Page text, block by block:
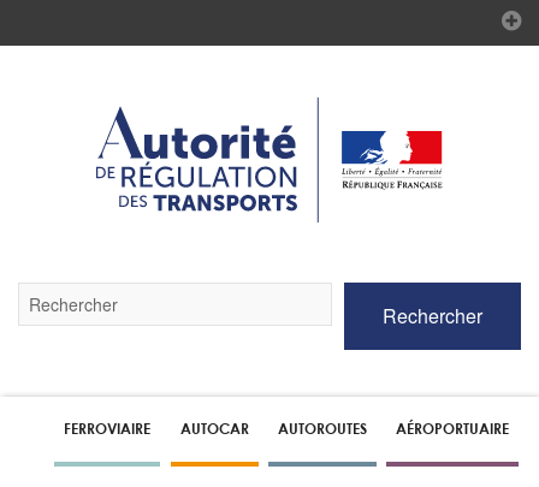
par
pour
recherche
Rechercher
FERROVIAIRE AUTOCAR AUTOROUTES AÉROPORTUAIRE